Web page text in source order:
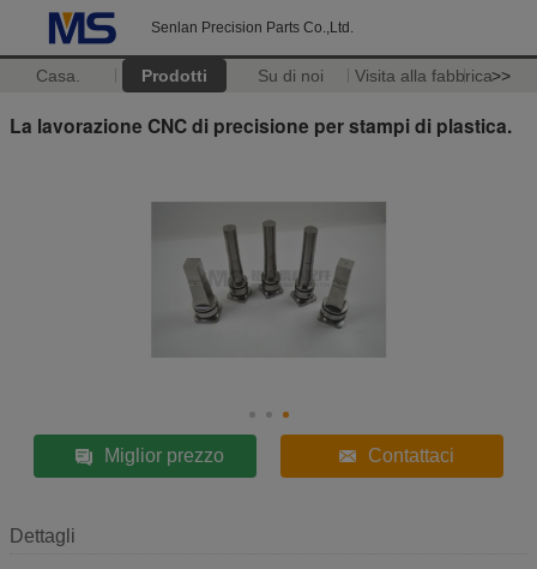
Senlan Precision Parts Co.,Ltd.
Casa. Prodotti Su di noi Visita alla fabbrica>>
La lavorazione CNC di precisione per stampi di plastica.
Miglior prezzo Contattaci
Dettagli